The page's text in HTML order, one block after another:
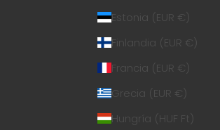
Estonia (EUR €)
Finlandia (EUR €)
Francia (EUR €)
Grecia (EUR €)
Hungría (HUF Ft)